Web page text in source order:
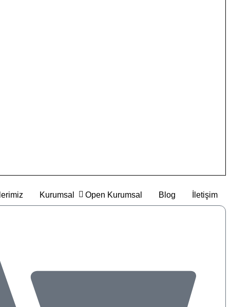
Kurumsal Open Kurumsal Blog İletişim